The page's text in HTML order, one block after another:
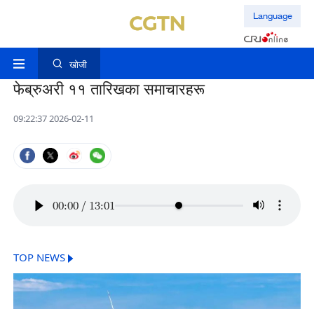
Language
खोजी
फेब्रुअरी ११ तारिखका समाचारहरू
09:22:37 2026-02-11
00:00 / 13:01
TOP NEWS